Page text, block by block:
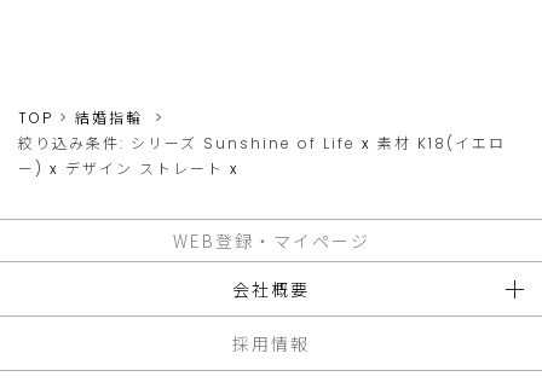
TOP
結婚指輪
絞り込み条件: シリーズ Sunshine of Life x 素材 K18(イエロ
ー) x デザイン ストレート x
WEB登録・マイページ
会社概要
採用情報